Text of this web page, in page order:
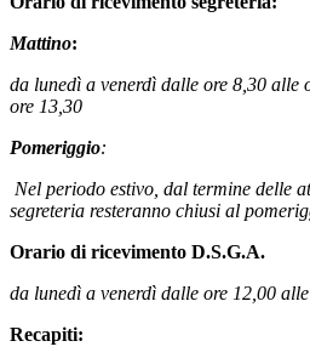
Mattino:
da lunedì a venerdì dalle ore 8,30 alle
ore 13,30
Pomeriggio:
Nel periodo estivo, dal termine delle
segreteria resteranno chiusi al
Orario di ricevimento D.S.G.A.
da lunedì a venerdì dalle ore 12,00
Recapiti: